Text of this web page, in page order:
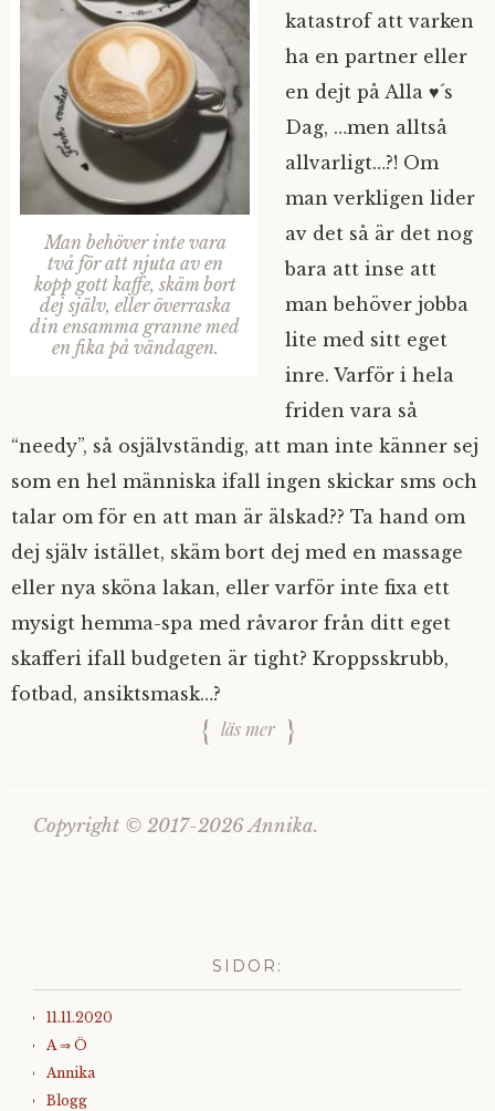
Man behöver inte vara
två för att njuta av en
kopp gott kaffe, skäm bort
dej själv, eller överraska
din ensamma granne med
en fika på vändagen.
katastrof att varken
ha en partner eller
en dejt på Alla ♥´s
Dag, …men alltså
allvarligt…?! Om
man verkligen lider
av det så är det nog
bara att inse att
man behöver jobba
lite med sitt eget
inre. Varför i hela
friden vara så
“needy”, så osjälvständig, att man inte känner sej
som en hel människa ifall ingen skickar sms och
talar om för en att man är älskad?? Ta hand om
dej själv istället, skäm bort dej med en massage
eller nya sköna lakan, eller varför inte fixa ett
mysigt hemma-spa med råvaror från ditt eget
skafferi ifall budgeten är tight? Kroppsskrubb,
fotbad, ansiktsmask…?
läs mer
Copyright © 2017-2026 Annika.
SIDOR:
11.11.2020
A ⇒ Ö
Annika
Blogg